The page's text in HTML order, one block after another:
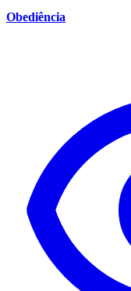
Obediência